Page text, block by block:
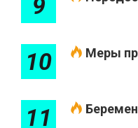
9
10 Меры
11